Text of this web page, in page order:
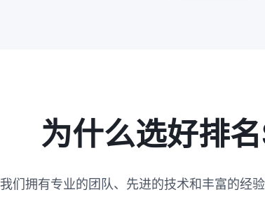
为什么选好排
我们拥有专业的团队、先进的技术和丰富的经